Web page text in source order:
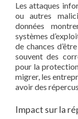
Les attaques
ou autres
données
systèmes
de chances
souvent des
pour la
migrer, les
avoir des
Impact sur la